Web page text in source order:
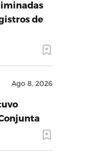
de
Ago 8, 2026